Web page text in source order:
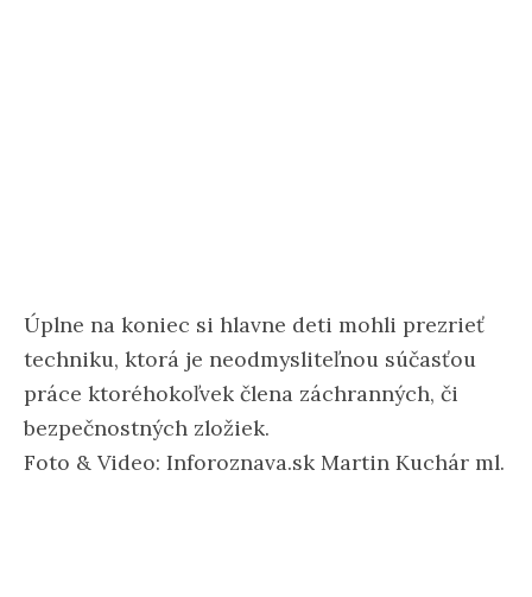
Úplne na koniec si hlavne deti mohli prezrieť
techniku, ktorá je neodmysliteľnou súčasťou
práce ktoréhokoľvek člena záchranných, či
bezpečnostných zložiek.
Foto & Video: Inforoznava.sk Martin Kuchár ml.